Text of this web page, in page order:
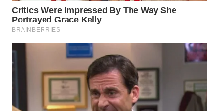
WN
MAJALENGKA
WN